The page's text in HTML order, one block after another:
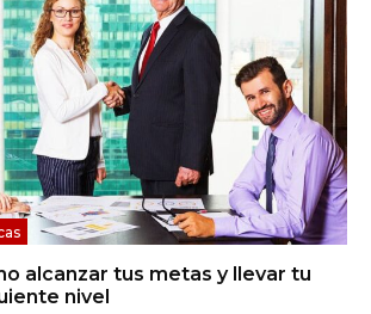
alcanzar tus metas y llevar tu
nivel